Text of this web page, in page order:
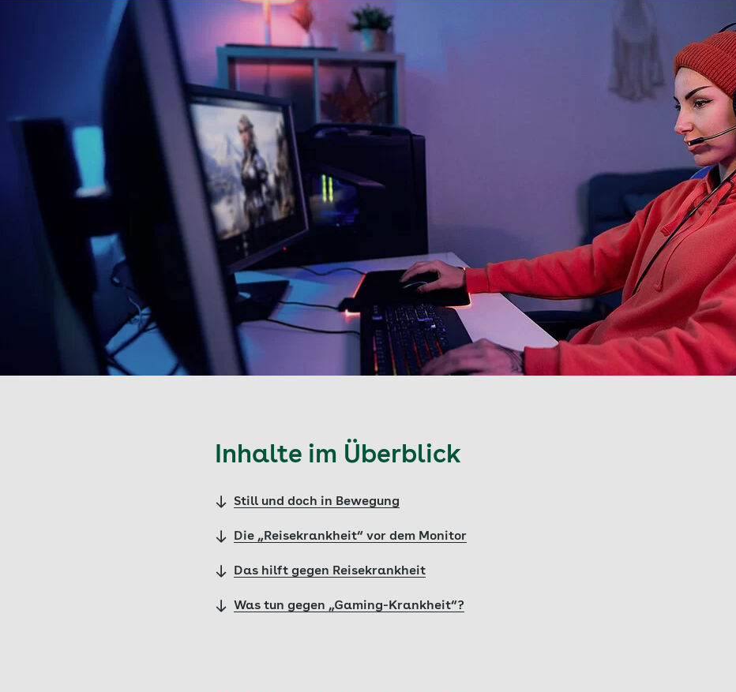
Inhalte im Überblick
Still und doch in Bewegung
Die „Reisekrankheit“ vor dem Monitor
Das hilft gegen Reisekrankheit
Was tun gegen „Gaming-Krankheit“?